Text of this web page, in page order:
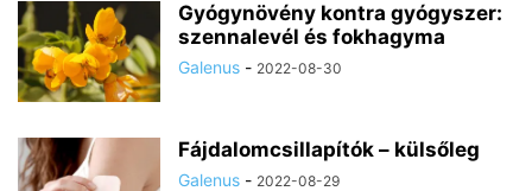
Gyógynövény kontra gyógyszer:
szennalevél és fokhagyma
Galenus - 2022-08-30
Fájdalomcsillapítók – külsőleg
Galenus - 2022-08-29